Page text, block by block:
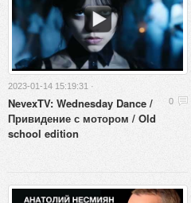
2023-01-14 15:19:31 ·
0
NevexTV: Wednesday Dance /
Привидение с мотором / Old
school edition